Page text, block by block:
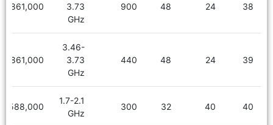
38
24
48
900
3.73
GHz
3,861,000
39
24
48
440
3.46-
3.73
GHz
3,861,000
40
40
32
300
1.7-2.1
GHz
3,588,000